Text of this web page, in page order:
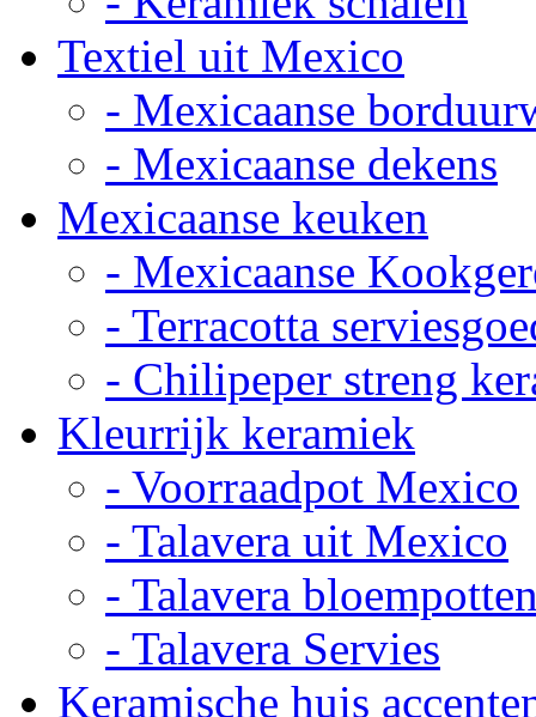
Textiel uit Mexico
- Mexicaanse
- Mexicaanse dekens
Mexicaanse keuken
- Mexicaanse
- Terracotta
- Chilipeper streng
Kleurrijk keramiek
- Voorraadpot Mexico
- Talavera uit Mexico
- Talavera
- Talavera Servies
Keramische huis